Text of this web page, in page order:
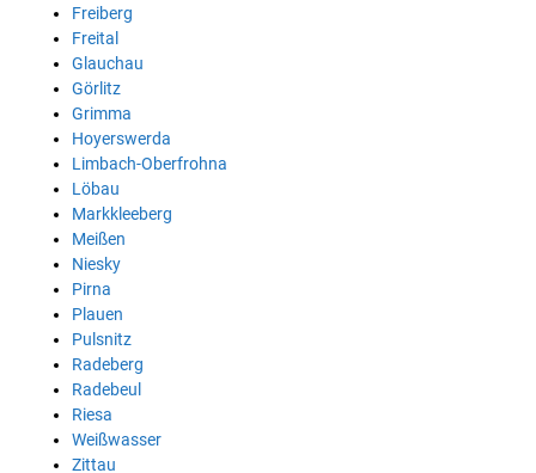
Freiberg
Freital
Glauchau
Görlitz
Grimma
Hoyerswerda
Limbach-Oberfrohna
Löbau
Markkleeberg
Meißen
Niesky
Pirna
Plauen
Pulsnitz
Radeberg
Radebeul
Riesa
Weißwasser
Zittau